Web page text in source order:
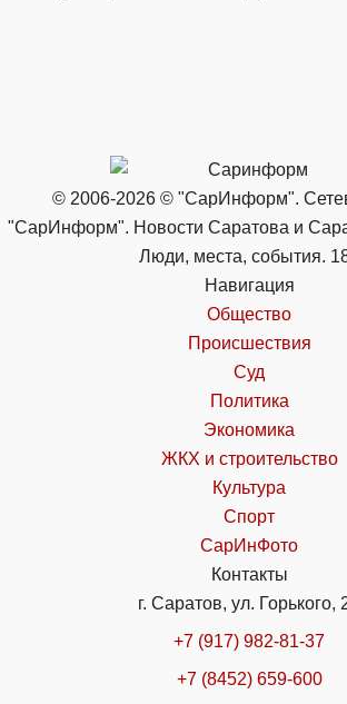
© 2006-2026 © "СарИнформ".
"СарИнформ". Новости Саратова и
Люди, места, события.
Навигация
Общество
Происшествия
Суд
Политика
Экономика
ЖКХ и строительство
Культура
Спорт
СарИнФото
Контакты
г. Саратов, ул. Горького,
+7 (917) 982-81-37
+7 (8452) 659-600